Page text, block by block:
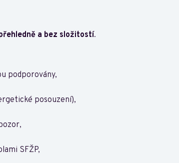
a bez složitostí.
podporovány,
posouzení),
SFŽP,